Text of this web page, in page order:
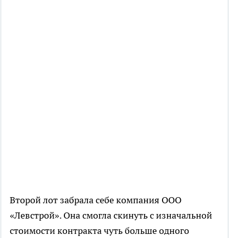
Второй лот забрала себе компания ООО
«Левстрой». Она смогла скинуть с изначальной
стоимости контракта чуть больше одного